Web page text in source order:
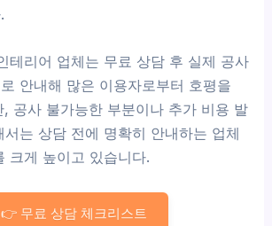
테리어 업체는 무료 상담 후 실제 공사
안내해 많은 이용자로부터 호평을
, 공사 불가능한 부분이나 추가 비용 발
는 상담 전에 명확히 안내하는 업체
크게 높이고 있습니다.
👉 무료 상담 체크리스트